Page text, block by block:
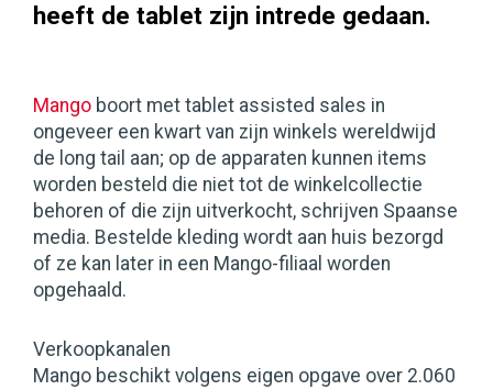
heeft de tablet zijn intrede gedaan.
Mango boort met tablet assisted sales in
ongeveer een kwart van zijn winkels wereldwijd
de long tail aan; op de apparaten kunnen items
worden besteld die niet tot de winkelcollectie
behoren of die zijn uitverkocht, schrijven Spaanse
media. Bestelde kleding wordt aan huis bezorgd
of ze kan later in een Mango-filiaal worden
opgehaald.
Verkoopkanalen
Mango beschikt volgens eigen opgave over 2.060